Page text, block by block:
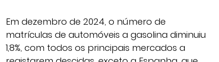
Em dezembro de 2024, o número de
matrículas de automóveis a gasolina diminuiu
1,8%, com todos os principais mercados a